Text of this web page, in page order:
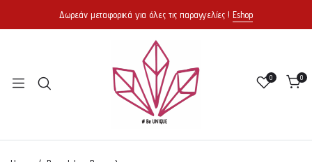
Δωρεάν μεταφορικά για όλες τις παραγγελίες ! Eshop
0 0